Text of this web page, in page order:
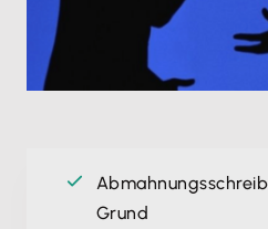
Grund